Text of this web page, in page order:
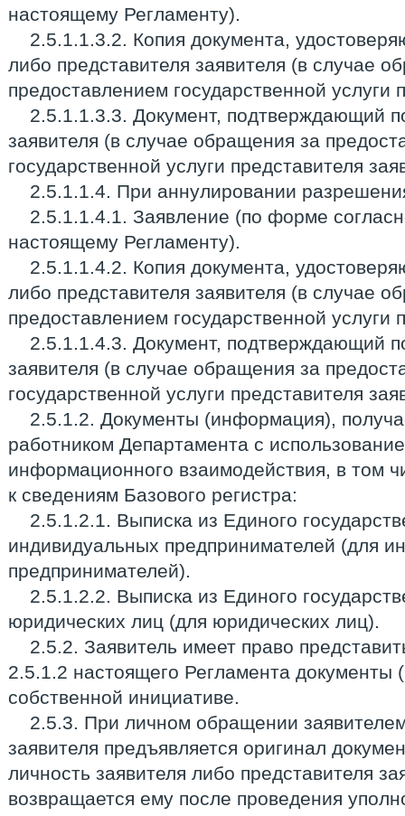
настоящему Регламенту).
2.5.1.1.3.2. Копия документа,
либо представителя заявителя (в случае
предоставлением государственной услуги
2.5.1.1.3.3. Документ, подтверждающий
заявителя (в случае обращения за
государственной услуги представителя
2.5.1.1.4. При аннулировании
2.5.1.1.4.1. Заявление (по форме
настоящему Регламенту).
2.5.1.1.4.2. Копия документа,
либо представителя заявителя (в случае
предоставлением государственной услуги
2.5.1.1.4.3. Документ, подтверждающий
заявителя (в случае обращения за
государственной услуги представителя
2.5.1.2. Документы (информация),
работником Департамента с
информационного взаимодействия, в том
к сведениям Базового регистра:
2.5.1.2.1. Выписка из Единого
индивидуальных предпринимателей (для
предпринимателей).
2.5.1.2.2. Выписка из Единого
юридических лиц (для юридических лиц).
2.5.2. Заявитель имеет право
2.5.1.2 настоящего Регламента
собственной инициативе.
2.5.3. При личном обращении
заявителя предъявляется оригинал
личность заявителя либо представителя
возвращается ему после проведения